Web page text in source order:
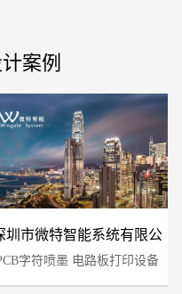
案例
圳市微特智能系统有限公
司
字符喷墨 电路板打印设备